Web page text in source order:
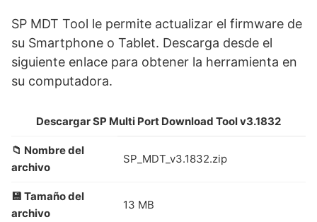
SP MDT Tool le permite actualizar el firmware de
su Smartphone o Tablet. Descarga desde el
siguiente enlace para obtener la herramienta en
su computadora.
Descargar SP Multi Port Download Tool v3.1832
📁 Nombre del
archivo
SP_MDT_v3.1832.zip
💾 Tamaño del
archivo
13 MB